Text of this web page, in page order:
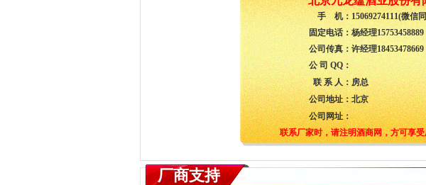
手 机： 15069274111(微信
固定电话： 杨经理15753458889
公司传真： 许经理18453478669
公 司 QQ：
联 系 人：房总
公司地址：北京
公司网址：
联系厂家时，请注明酒商网，方可享
厂商支持